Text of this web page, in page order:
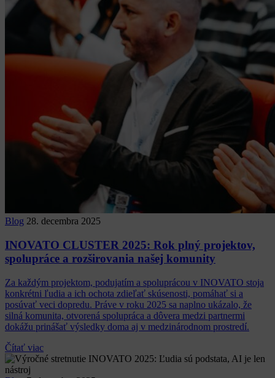
Blog 28. decembra 2025
INOVATO CLUSTER 2025: Rok plný projektov,
spolupráce a rozširovania našej komunity
Za každým projektom, podujatím a spoluprácou v INOVATO stoja
konkrétni ľudia a ich ochota zdieľať skúsenosti, pomáhať si a
posúvať veci dopredu. Práve v roku 2025 sa naplno ukázalo, že
silná komunita, otvorená spolupráca a dôvera medzi partnermi
dokážu prinášať výsledky doma aj v medzinárodnom prostredí.
Čítať viac